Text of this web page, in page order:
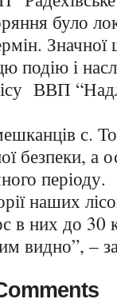
було
подію і
ВВП
с.
безпеки, а
періоду.
наших
в них до
видно”, –